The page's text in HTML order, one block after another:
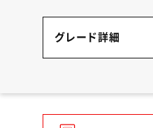
グレード詳細